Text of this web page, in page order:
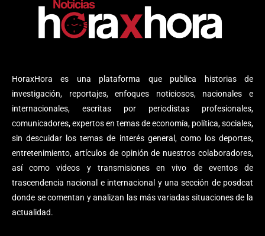
HoraxHora es una plataforma que publica historias de
investigación, reportajes, enfoques noticiosos, nacionales e
internacionales, escritas por periodistas profesionales,
comunicadores, expertos en temas de economía, política, sociales,
sin descuidar los temas de interés general, como los deportes,
entretenimiento, artículos de opinión de nuestros colaboradores,
así como videos y transmisiones en vivo de eventos de
trascendencia nacional e internacional y una sección de posdcat
donde se comentan y analizan las más variadas situaciones de la
actualidad.